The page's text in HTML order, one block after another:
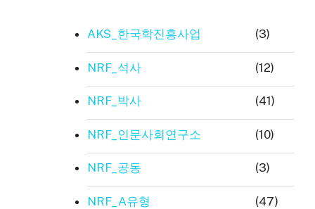
AKS_한국학진흥사업 (3)
NRF_석사 (12)
NRF_박사 (41)
NRF_인문사회연구소 (10)
NRF_공동 (3)
NRF_A유형 (47)